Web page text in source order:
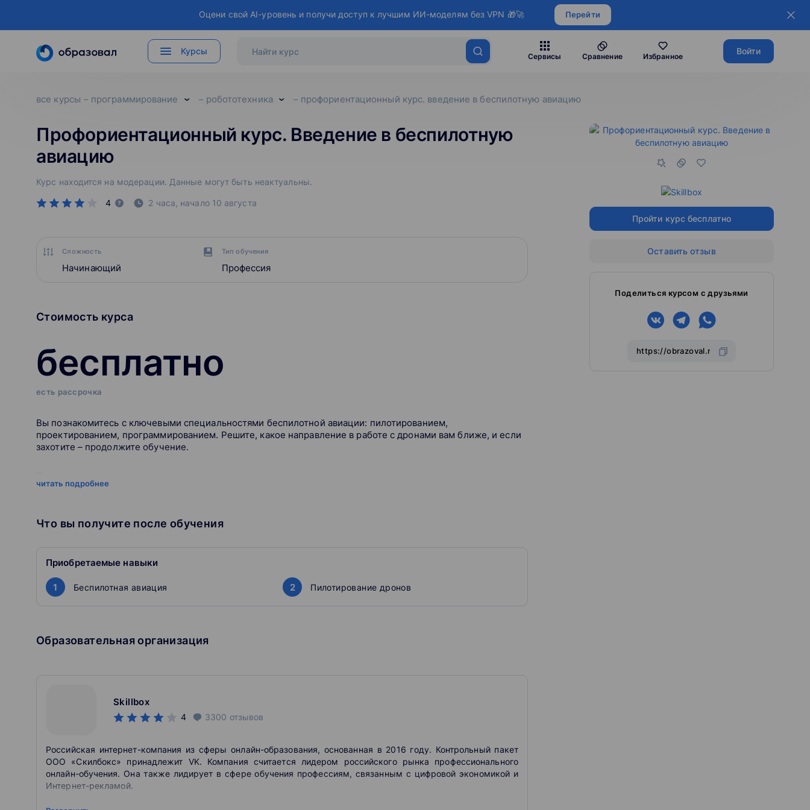
Оцени свой AI-уровень и получи доступ к лучшим ИИ-моделям без VPN 🎁🚀 Перейти
Курсы
Сервисы Сравнение Избранное
Войти
все курсы программирование робототехника профориентационный курс. введение в беспилотную авиацию
Профориентационный курс. Введение в беспилотную
авиацию
Курс находится на модерации. Данные могут быть неактуальны.
4 2 часа, начало 10 августа
Сложность
Начинающий
Тип обучения
Профессия
Стоимость курса
бесплатно
есть рассрочка
Вы познакомитесь с ключевыми специальностями беспилотной авиации: пилотированием,
проектированием, программированием. Решите, какое направление в работе с дронами вам ближе, и если
захотите – продолжите обучение.
Управляет беспилотниками и занимается аэрофотосъёмкой хозяйственных полей, рельефа, зданий.
Инженер-конструктор
Создаёт дронов по нужным заказчику характеристикам, таким как размер, скорость, дальность полёта,
Программист дрона
Создает ПО для управления дронами и полезной нагрузкой (например, камерами), обработки данных с
дрона.
читать подробнее
Что вы получите после обучения
Приобретаемые навыки
1 Беспилотная авиация 2 Пилотирование дронов
Образовательная организация
Skillbox
4 3300 отзывов
Российская интернет-компания из сферы онлайн-образования, основанная в 2016 году. Контрольный пакет
ООО «Скилбокс» принадлежит VK. Компания считается лидером российского рынка профессионального
онлайн-обучения. Она также лидирует в сфере обучения профессиям, связанным с цифровой экономикой и
Интернет-рекламой.
Пройти курс бесплатно
Оставить отзыв
Поделиться курсом с друзьями